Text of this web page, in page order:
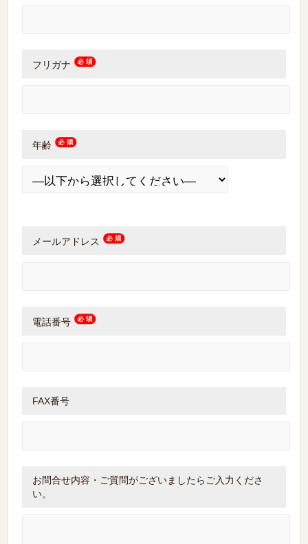
フリガナ
年齢
メールアドレス
電話番号
FAX番号
お問合せ内容・ご質問がございましたらご入力くださ
い。